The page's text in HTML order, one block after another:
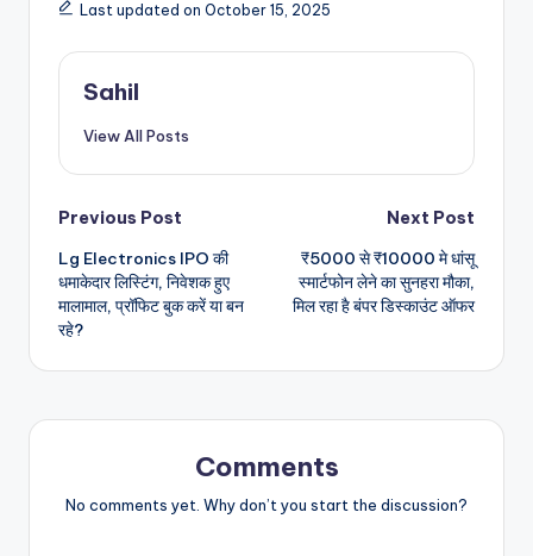
Last updated on October 15, 2025
Sahil
View All Posts
Post
navigation
Previous Post
Lg Electronics IPO की
धमाकेदार लिस्टिंग, निवेशक हुए
मालामाल, प्रॉफिट बुक करें या बन
रहे?
Next Post
₹5000 से ₹10000 मे धांसू
स्मार्टफोन लेने का सुनहरा मौका,
मिल रहा है बंपर डिस्काउंट ऑफर
Comments
No comments yet. Why don’t you start the discussion?